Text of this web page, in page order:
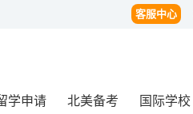
客服中心
学申请 北美备考 国际学校